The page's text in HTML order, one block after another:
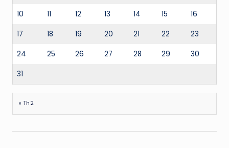
10 11 12 13 14 15 16
17 18 19 20 21 22 23
24 25 26 27 28 29 30
31
« Th2